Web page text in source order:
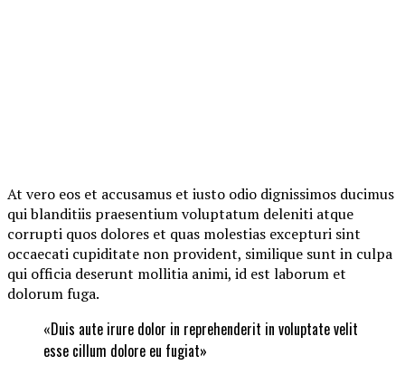
At vero eos et accusamus et iusto odio dignissimos ducimus
qui blanditiis praesentium voluptatum deleniti atque
corrupti quos dolores et quas molestias excepturi sint
occaecati cupiditate non provident, similique sunt in culpa
qui officia deserunt mollitia animi, id est laborum et
dolorum fuga.
«Duis aute irure dolor in reprehenderit in voluptate velit
esse cillum dolore eu fugiat»